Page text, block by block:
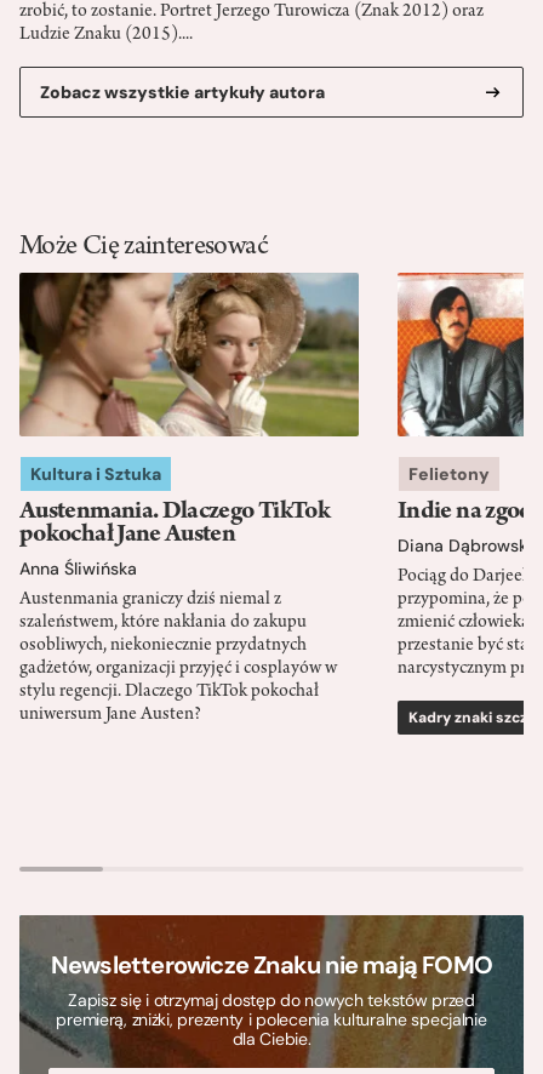
zrobić, to zostanie. Portret Jerzego Turowicza (Znak 2012) oraz
Ludzie Znaku (2015)....
Zobacz wszystkie artykuły autora
Może Cię zainteresować
Kultura i Sztuka
Austenmania. Dlaczego TikTok
pokochał Jane Austen
Anna Śliwińska
Austenmania graniczy dziś niemal z
szaleństwem, które nakłania do zakupu
osobliwych, niekoniecznie przydatnych
gadżetów, organizacji przyjęć i cosplayów w
stylu regencji. Dlaczego TikTok pokochał
uniwersum Jane Austen?
Felietony
Indie na
Diana Dąbrowska
Pociąg do
przypomina, że
zmienić człowieka
przestanie być
narcystycznym
Kadry znaki
Newsletterowicze Znaku nie mają FOMO
Zapisz się i otrzymaj dostęp do nowych tekstów przed
premierą, zniżki, prezenty i polecenia kulturalne specjalnie
dla Ciebie.